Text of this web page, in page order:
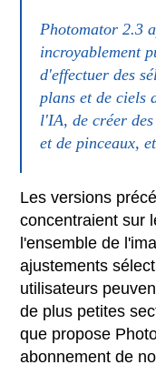
Photomator 2.3
incroyablement
d'effectuer des
plans et de ciels
l'IA, de créer
et de pinceaux,
Les versions
concentraient sur
l'ensemble de
ajustements
utilisateurs
de plus petites
que propose
abonnement de